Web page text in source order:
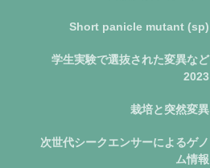
Short panicle mutant (sp)
学生実験で選抜された変異など
2023
栽培と突然変異
次世代シークエンサーによるゲノ
ム情報